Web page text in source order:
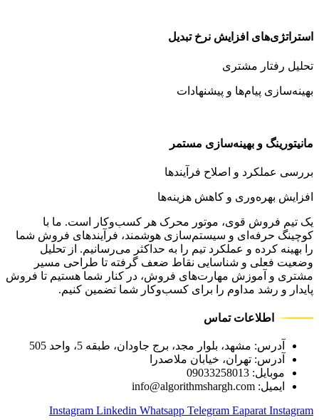
استراتژی‌های افزایش نرخ تبدیل
تحلیل رفتار مشتری
بهینه‌سازی پیام‌ها و پیشنهادات
مانیتورینگ و بهینه‌سازی مستمر
بررسی عملکرد و اصلاح فرآیندها
افزایش بهره‌وری و کاهش هزینه‌ها
یک تیم فروش قوی، موتور محرک هر کسب‌وکار است. ما با
کوچینگ حرفه‌ای و سیستم‌سازی هوشمند، فرآیندهای فروش شما
را بهینه کرده و عملکرد تیم را به حداکثر می‌رسانیم. از تحلیل
وضعیت فعلی و شناسایی نقاط ضعف گرفته تا طراحی مسیر
مشتری و آموزش مهارت‌های فروش، در کنار شما هستیم تا فروش
پایدار و رشد مداوم را برای کسب‌وکار شما تضمین کنیم.
اطلاعات تماس
آدرس: مشهد، بلوار مجد، برج جاودان، طبقه 5، واحد 505
آدرس: تهران، خیابان ملاصدرا
موبایل: 09033258013
ایمیل: info@algorithmshargh.com
Instagram Linkedin Whatsapp Telegram Eaparat Instagram